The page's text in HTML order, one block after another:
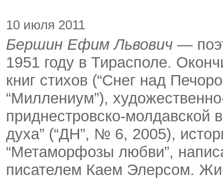
10 июля 2011
Бершин Ефим Львович —
1951 году в Тирасполе.
книг стихов (“Снег над
“Миллениум”),
приднестровско-молдавской
духа” (“ДН”, № 6, 2005),
“Метаморфозы любви”,
писателем Каем Элерсом.